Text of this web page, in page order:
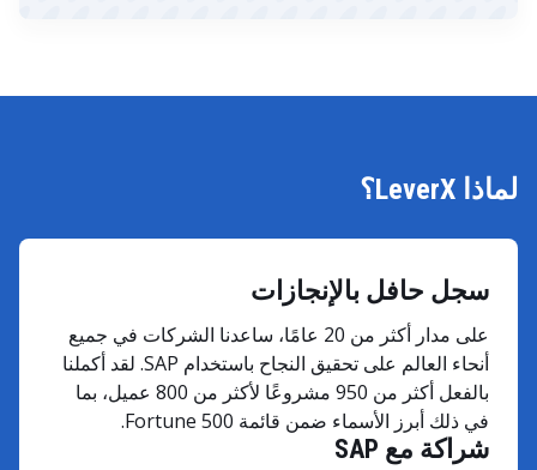
لماذا LeverX؟
سجل حافل بالإنجازات
على مدار أكثر من 20 عامًا، ساعدنا الشركات في جميع
أنحاء العالم على تحقيق النجاح باستخدام SAP. لقد أكملنا
بالفعل أكثر من 950 مشروعًا لأكثر من 800 عميل، بما
في ذلك أبرز الأسماء ضمن قائمة Fortune 500.
شراكة مع SAP